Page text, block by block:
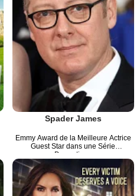
Spader James
Emmy Award de la Meilleure Actrice
Guest Star dans une Série
Dramatique